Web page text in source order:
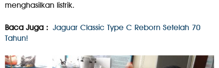
menghasilkan listrik.
Baca Juga : Jaguar Classic Type C Reborn Setelah 70
Tahun!